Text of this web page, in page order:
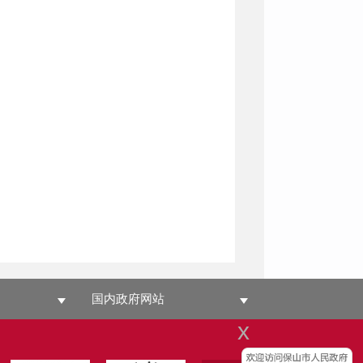
x
国内政府网站